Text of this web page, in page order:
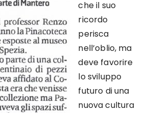
che il suo
ricordo
perisca
nell’oblio, ma
deve favorire
lo sviluppo
futuro di una
nuova cultura